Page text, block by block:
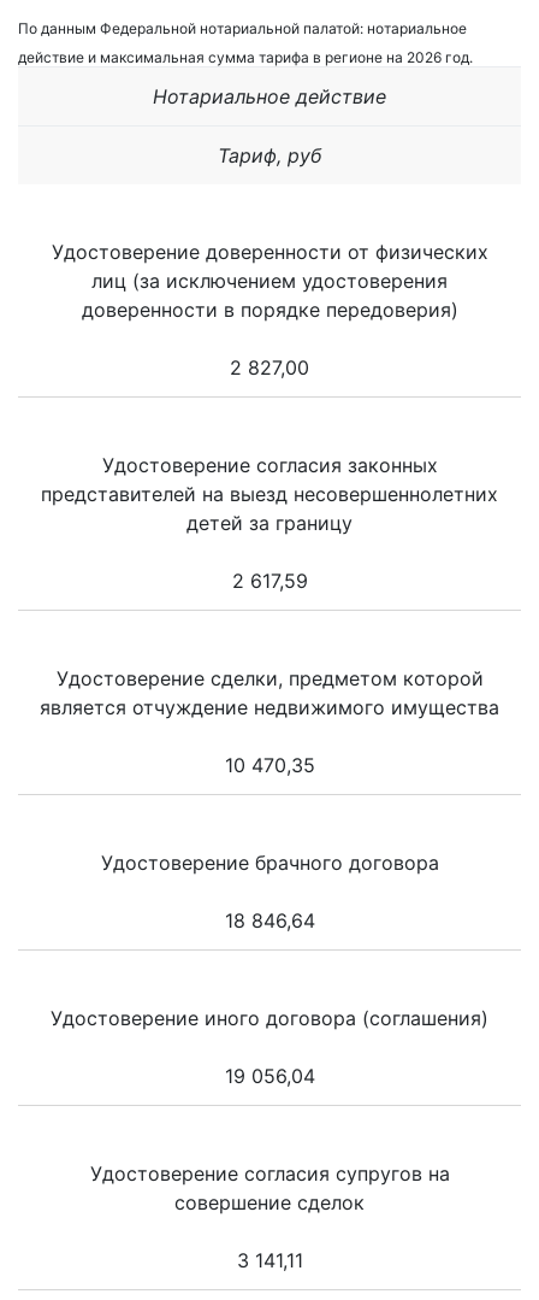
По данным Федеральной нотариальной палатой: нотариальное
действие и максимальная сумма тарифа в регионе на 2026 год.
Нотариальное действие
Тариф, руб
Удостоверение доверенности от физических
лиц (за исключением удостоверения
доверенности в порядке передоверия)
2 827,00
Удостоверение согласия законных
представителей на выезд несовершеннолетних
детей за границу
2 617,59
Удостоверение сделки, предметом которой
является отчуждение недвижимого имущества
10 470,35
Удостоверение брачного договора
18 846,64
Удостоверение иного договора (соглашения)
19 056,04
Удостоверение согласия супругов на
совершение сделок
3 141,11